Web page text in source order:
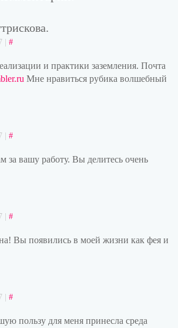
| #
и практики заземления. Почта
Мне нравиться рубика волшебный
| #
за вашу работу. Вы делитесь очень
| #
Вы появились в моей жизни как фея и
| #
пользу для меня принесла среда